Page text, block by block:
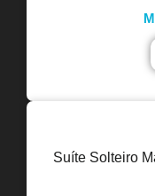
Suíte Solteiro